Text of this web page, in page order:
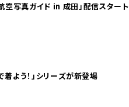
空写真ガイド in 成田」配信スタート
の空港をTシャツで着よう！」シリーズが新登場